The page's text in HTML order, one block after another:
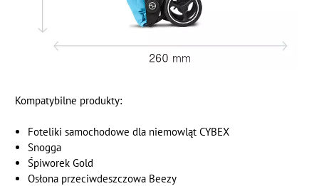
Kompatybilne produkty:
Foteliki samochodowe dla niemowląt CYBEX
Snogga
Śpiworek Gold
Osłona przeciwdeszczowa Beezy